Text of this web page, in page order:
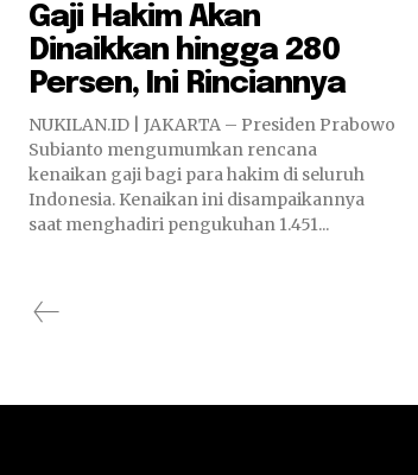
Gaji Hakim Akan
Dinaikkan hingga 280
Persen, Ini Rinciannya
NUKILAN.ID | JAKARTA – Presiden Prabowo
Subianto mengumumkan rencana
kenaikan gaji bagi para hakim di seluruh
Indonesia. Kenaikan ini disampaikannya
saat menghadiri pengukuhan 1.451...